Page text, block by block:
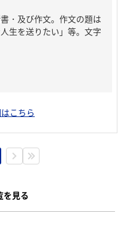
・及び作文。作文の題は
生を送りたい」等。文字
こちら
を見る